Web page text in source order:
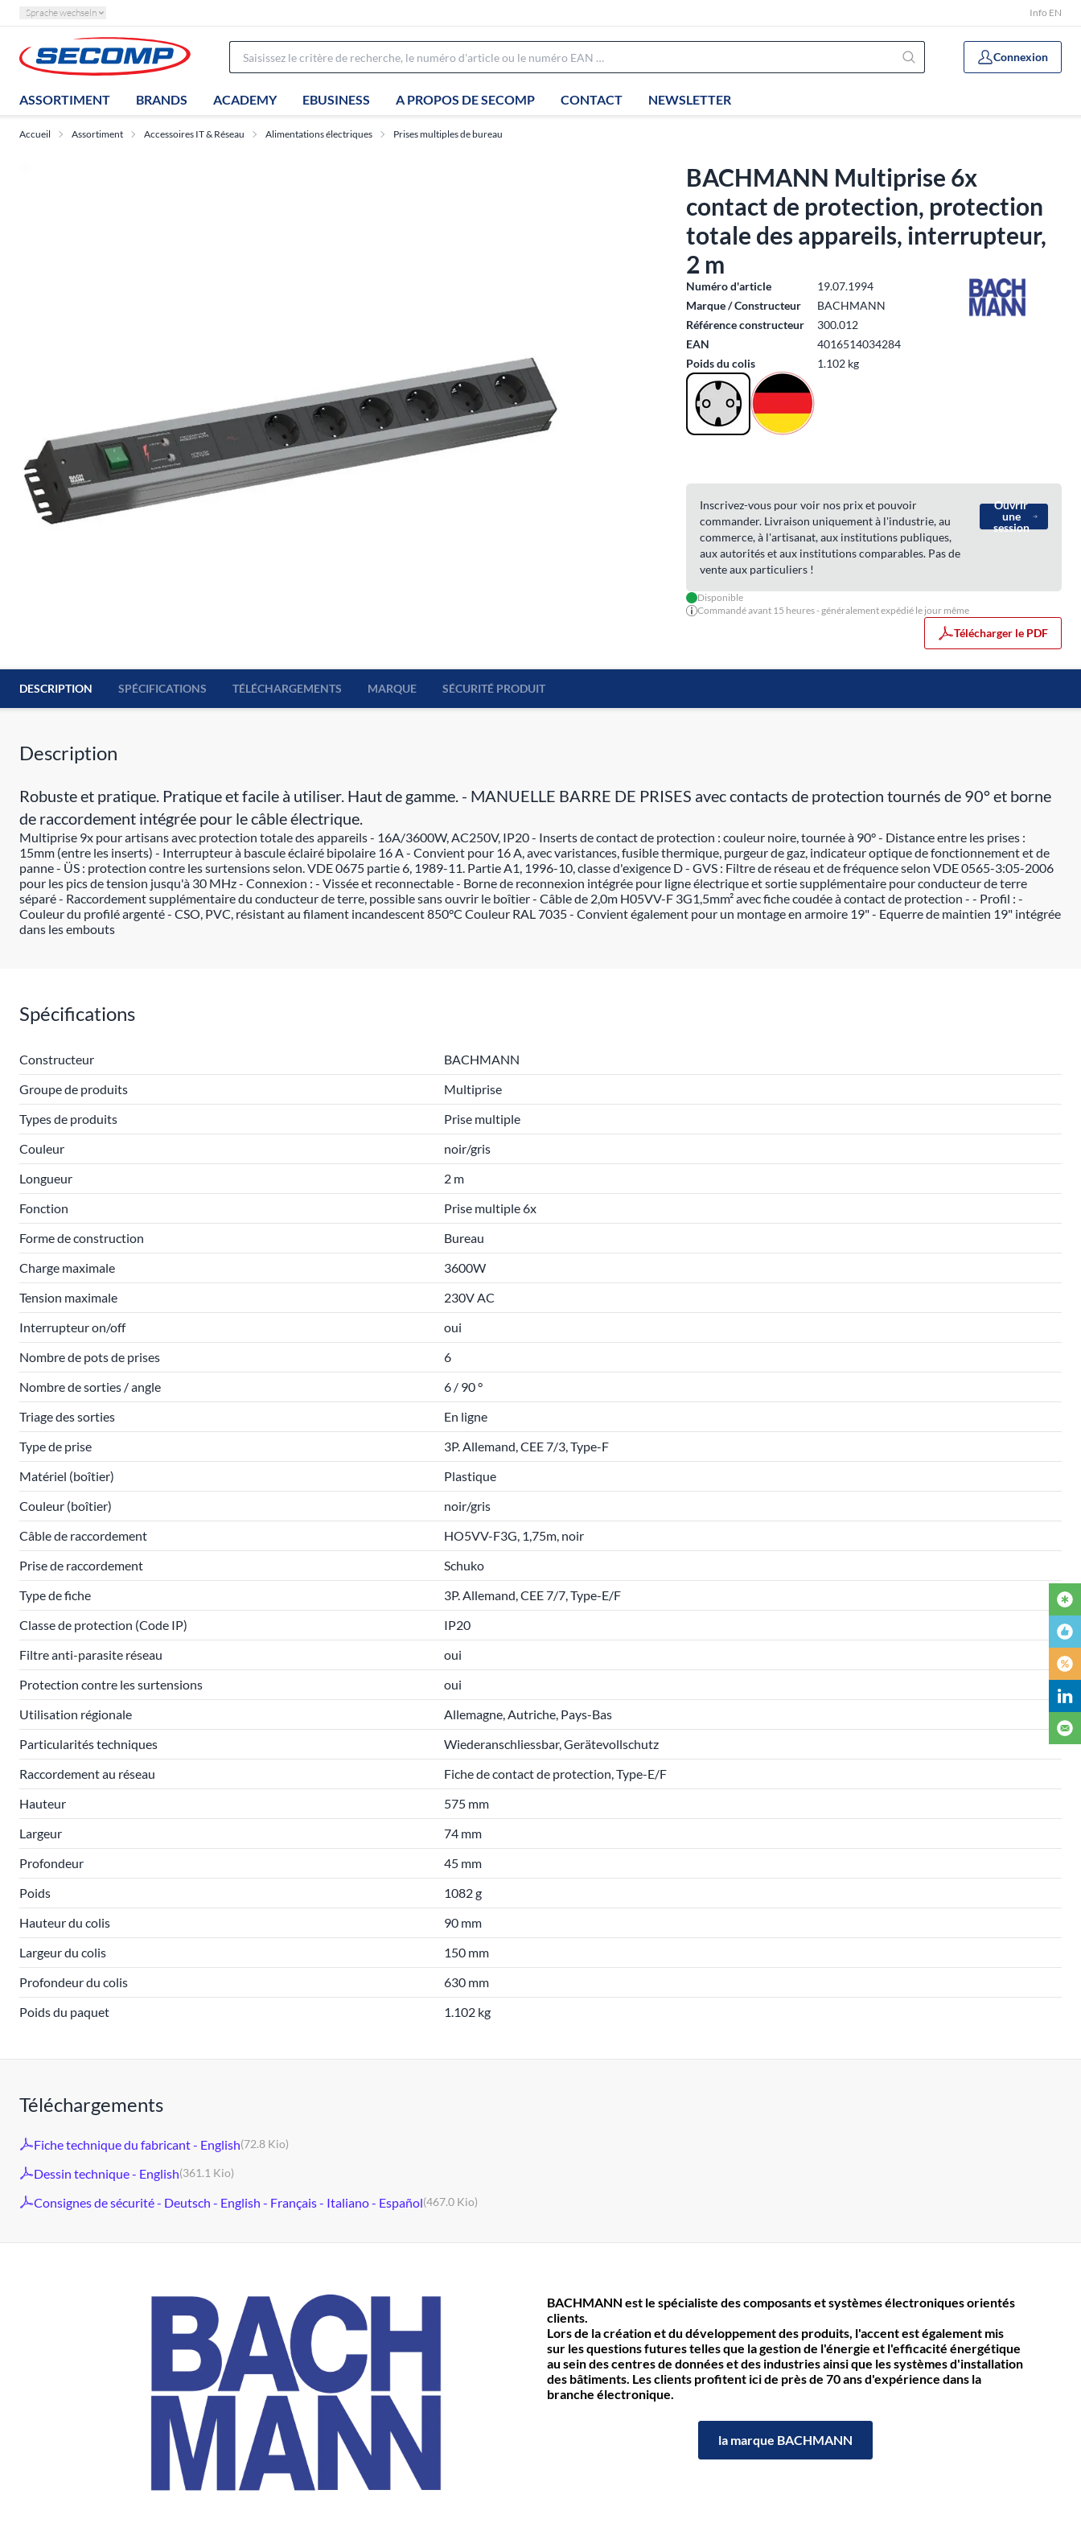
Sprache wechseln Info EN
Connexion
ASSORTIMENT BRANDS ACADEMY EBUSINESS A PROPOS DE SECOMP CONTACT NEWSLETTER
Accueil Assortiment Accessoires IT & Réseau Alimentations électriques Prises multiples de bureau
BACHMANN Multiprise 6x
contact de protection, protection
totale des appareils, interrupteur,
2 m
Numéro d'article
19.07.1994
Marque / Constructeur
BACHMANN
Référence constructeur
300.012
EAN
4016514034284
Poids du colis
1.102 kg
Inscrivez-vous pour voir nos prix et pouvoir
commander. Livraison uniquement à l'industrie, au
commerce, à l'artisanat, aux institutions publiques,
aux autorités et aux institutions comparables. Pas de
vente aux particuliers !
Ouvrir
une
session
Disponible
Commandé avant 15 heures - généralement expédié le jour même
Télécharger le PDF
DESCRIPTION SPÉCIFICATIONS TÉLÉCHARGEMENTS MARQUE SÉCURITÉ PRODUIT
Description
Robuste et pratique. Pratique et facile à utiliser. Haut de gamme. - MANUELLE BARRE DE PRISES avec contacts de protection tournés de 90° et borne
de raccordement intégrée pour le câble électrique.
Multiprise 9x pour artisans avec protection totale des appareils - 16A/3600W, AC250V, IP20 - Inserts de contact de protection : couleur noire, tournée à 90° - Distance entre les prises :
15mm (entre les inserts) - Interrupteur à bascule éclairé bipolaire 16 A - Convient pour 16 A, avec varistances, fusible thermique, purgeur de gaz, indicateur optique de fonctionnement et de
panne - ÜS : protection contre les surtensions selon. VDE 0675 partie 6, 1989-11. Partie A1, 1996-10, classe d'exigence D - GVS : Filtre de réseau et de fréquence selon VDE 0565-3:05-2006
pour les pics de tension jusqu'à 30 MHz - Connexion : - Vissée et reconnectable - Borne de reconnexion intégrée pour ligne électrique et sortie supplémentaire pour conducteur de terre
séparé - Raccordement supplémentaire du conducteur de terre, possible sans ouvrir le boîtier - Câble de 2,0m H05VV-F 3G1,5mm² avec fiche coudée à contact de protection - - Profil : -
Couleur du profilé argenté - CSO, PVC, résistant au filament incandescent 850°C Couleur RAL 7035 - Convient également pour un montage en armoire 19" - Equerre de maintien 19" intégrée
dans les embouts
Spécifications
Constructeur
BACHMANN
Groupe de produits
Multiprise
Types de produits
Prise multiple
Couleur
noir/gris
Longueur
2 m
Fonction
Prise multiple 6x
Forme de construction
Bureau
Charge maximale
3600W
Tension maximale
230V AC
Interrupteur on/off
oui
Nombre de pots de prises
6
Nombre de sorties / angle
6 / 90 °
Triage des sorties
En ligne
Type de prise
3P. Allemand, CEE 7/3, Type-F
Matériel (boîtier)
Plastique
Couleur (boîtier)
noir/gris
Câble de raccordement
HO5VV-F3G, 1,75m, noir
Prise de raccordement
Schuko
Type de fiche
3P. Allemand, CEE 7/7, Type-E/F
Classe de protection (Code IP)
IP20
Filtre anti-parasite réseau
oui
Protection contre les surtensions
oui
Utilisation régionale
Allemagne, Autriche, Pays-Bas
Particularités techniques
Wiederanschliessbar, Gerätevollschutz
Raccordement au réseau
Fiche de contact de protection, Type-E/F
Hauteur
575 mm
Largeur
74 mm
Profondeur
45 mm
Poids
1082 g
Hauteur du colis
90 mm
Largeur du colis
150 mm
Profondeur du colis
630 mm
Poids du paquet
1.102 kg
Téléchargements
Fiche technique du fabricant - English(72.8 Kio)
Dessin technique - English(361.1 Kio)
Consignes de sécurité - Deutsch - English - Français - Italiano - Español(467.0 Kio)
BACHMANN est le spécialiste des composants et systèmes électroniques orientés
clients.
Lors de la création et du développement des produits, l'accent est également mis
sur les questions futures telles que la gestion de l'énergie et l'efficacité énergétique
au sein des centres de données et des industries ainsi que les systèmes d'installation
des bâtiments. Les clients profitent ici de près de 70 ans d'expérience dans la
branche électronique.
la marque BACHMANN